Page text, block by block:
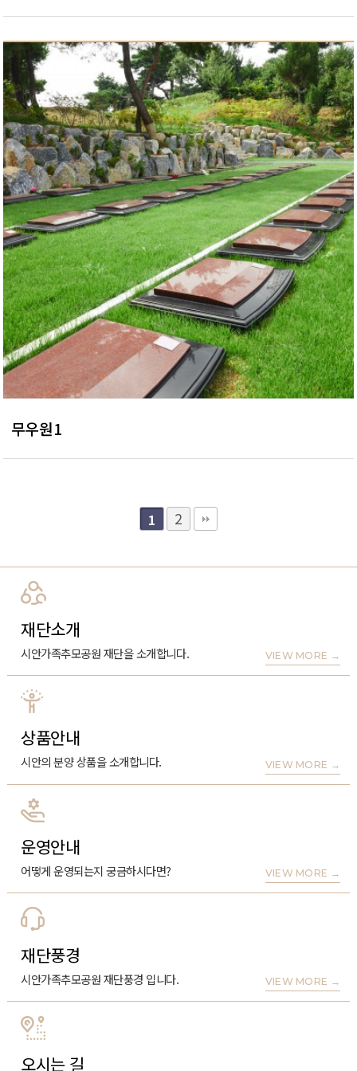
무우원1
1 2
재단소개
시안가족추모공원 재단을 소개합니다. VIEW MORE →
상품안내
시안의 분양 상품을 소개합니다. VIEW MORE →
운영안내
어떻게 운영되는지 궁금하시다면? VIEW MORE →
재단풍경
시안가족추모공원 재단풍경 입니다. VIEW MORE →
오시는 길